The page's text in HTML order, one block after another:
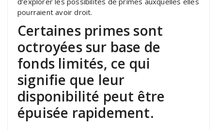
pourraient avoir droit.
Certaines primes sont
octroyées sur base de
fonds limités, ce qui
signifie que leur
disponibilité peut être
épuisée rapidement.